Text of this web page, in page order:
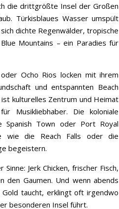
die drittgrößte Insel der Großen
Türkisblaues Wasser umspült
dichte Regenwälder, tropische
Mountains – ein Paradies für
Ocho Rios locken mit ihrem
und entspannten Beach
kulturelles Zentrum und Heimat
Musikliebhaber. Die koloniale
Town oder Port Royal
wie die Reach Falls oder die
begeistern.
Jerk Chicken, frischer Fisch,
den Gaumen. Und wenn abends
taucht, erklingt oft irgendwo
besonderen Insel führt.